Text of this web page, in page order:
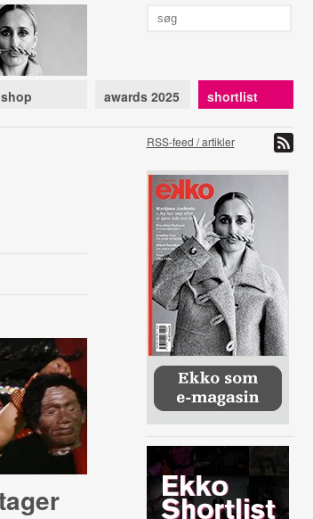
shop awards 2025 shortlist
RSS-feed / artikler